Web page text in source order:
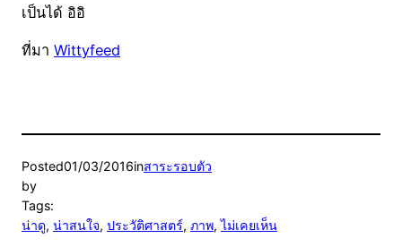
เป็นได้ อิอิ
ที่มา Wittyfeed
Posted01/03/2016inสาระรอบตัว
by
Tags:
น่าดู, น่าสนใจ, ประวัติศาสตร์, ภาพ, ไม่เคยเห็น